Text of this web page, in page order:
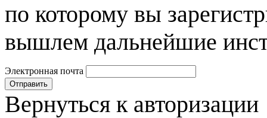
по которому вы
вышлем дальнейшие
Электронная почта
Вернуться к авторизации